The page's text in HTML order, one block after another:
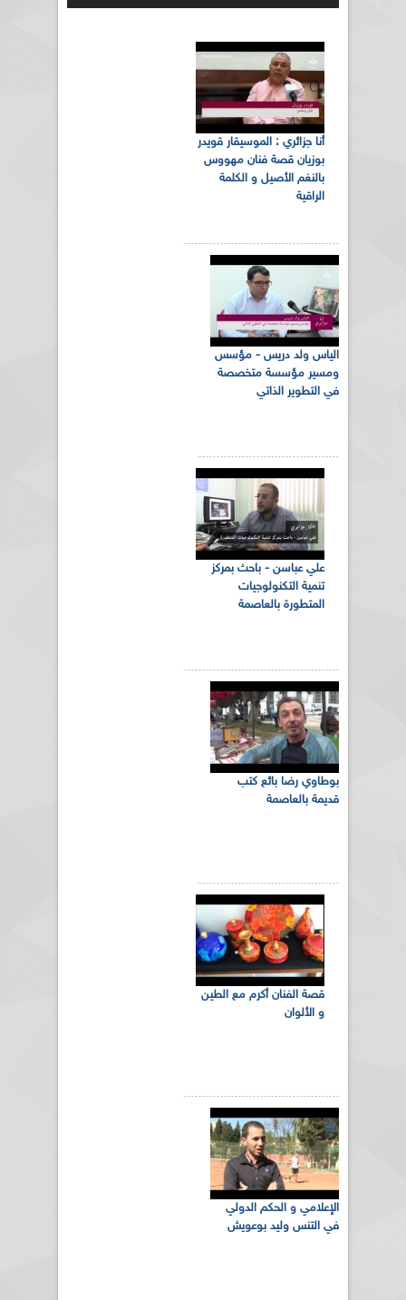
أنا جزائري : الموسيقار قويدر
بوزيان قصة فنان مهووس
بالنغم الأصيل و الكلمة
الراقية
الياس ولد دريس - مؤسس
ومسير مؤسسة متخصصة
في التطوير الذاتي
علي عباسن - باحث بمركز
تنمية التكنولوجيات
المتطورة بالعاصمة
بوطاوي رضا بائع كتب
قديمة بالعاصمة
قصة الفنان أكرم مع الطين
و الألوان
الإعلامي و الحكم الدولي
في التنس وليد بوعويش